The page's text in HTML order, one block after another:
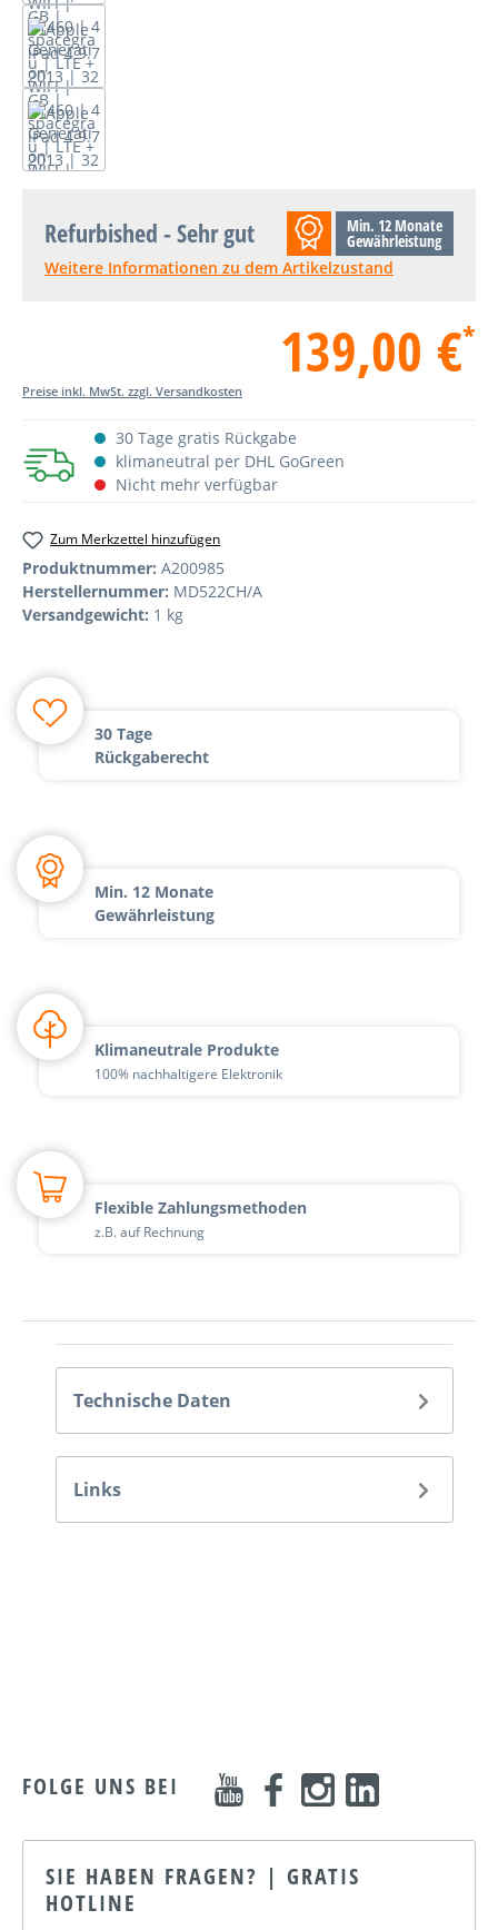
Refurbished - Sehr gut Min. 12 Monate
Gewährleistung
Weitere Informationen zu dem Artikelzustand
139,00 €*
Preise inkl. MwSt. zzgl. Versandkosten
30 Tage gratis Rückgabe
klimaneutral per DHL GoGreen
Nicht mehr verfügbar
Zum Merkzettel hinzufügen
Produktnummer: A200985
Herstellernummer: MD522CH/A
Versandgewicht: 1 kg
30 Tage
Rückgaberecht
Min. 12 Monate
Gewährleistung
Klimaneutrale Produkte
100% nachhaltigere Elektronik
Flexible Zahlungsmethoden
z.B. auf Rechnung
Technische Daten
Links
FOLGE UNS BEI
SIE HABEN FRAGEN? | GRATIS
HOTLINE